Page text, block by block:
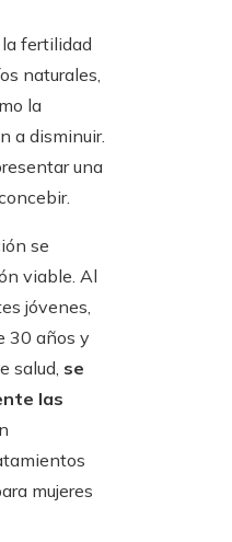
fertilidad
naturales,
la
a disminuir.
una
se
viable. Al
jóvenes,
30 años y
salud, se
las
mujeres